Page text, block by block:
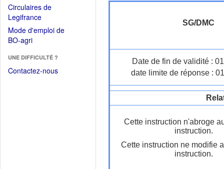
Circulaires de
Legifrance(Ouvrir
dans
une
fenêtre)
Mode d'emploi de
BO-agri(Ouvrir
une
nouvelle
UNE DIFFICULTÉ ?
Contactez-nous
SG/DMC
Date de fin de validité :
date limite de réponse :
Cette instruction n'abroge
instruction.
Cette instruction ne modifie
instruction.